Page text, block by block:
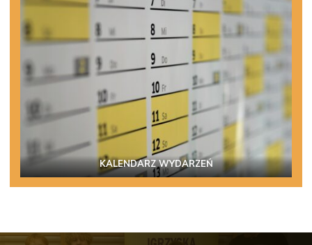
KALENDARZ WYDARZEŃ